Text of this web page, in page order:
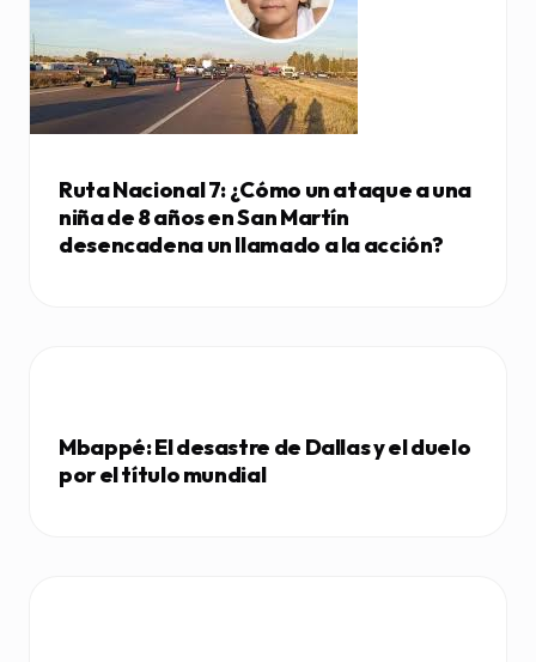
Ruta Nacional 7: ¿Cómo un ataque a una
niña de 8 años en San Martín
desencadena un llamado a la acción?
Mbappé: El desastre de Dallas y el duelo
por el título mundial